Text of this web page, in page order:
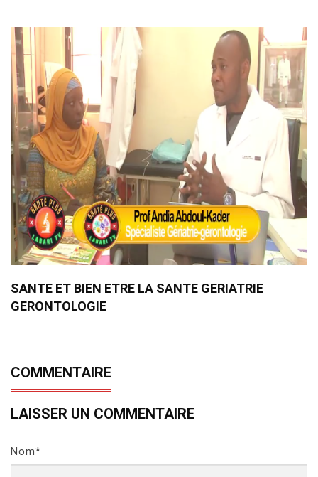
SANTE ET BIEN ETRE LA SANTE GERIATRIE
GERONTOLOGIE
COMMENTAIRE
LAISSER UN COMMENTAIRE
Nom*